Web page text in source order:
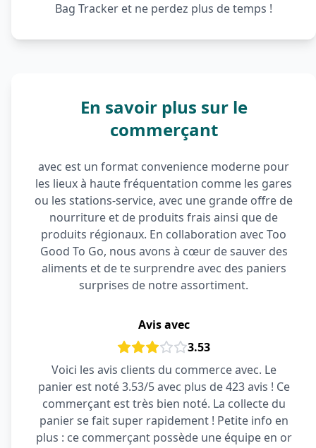
Bag Tracker et ne perdez plus de temps !
En savoir plus sur le
commerçant
avec est un format convenience moderne pour
les lieux à haute fréquentation comme les gares
ou les stations-service, avec une grande offre de
nourriture et de produits frais ainsi que de
produits régionaux. En collaboration avec Too
Good To Go, nous avons à cœur de sauver des
aliments et de te surprendre avec des paniers
surprises de notre assortiment.
Avis avec
3.53
Voici les avis clients du commerce avec. Le
panier est noté 3.53/5 avec plus de 423 avis ! Ce
commerçant est très bien noté. La collecte du
panier se fait super rapidement ! Petite info en
plus : ce commerçant possède une équipe en or